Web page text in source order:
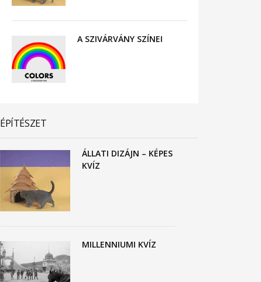
A SZIVÁRVÁNY SZÍNEI
ÉPÍTÉSZET
ÁLLATI DIZÁJN – KÉPES
KVÍZ
MILLENNIUMI KVÍZ